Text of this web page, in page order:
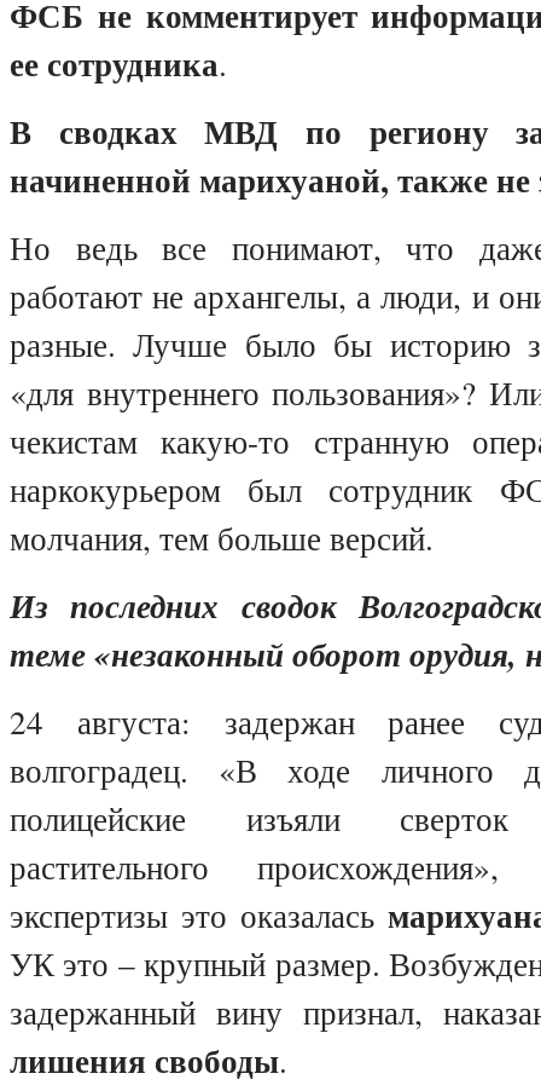
ФСБ не комментирует
ее сотрудника.
В сводках МВД по региону
начиненной марихуаной, также не
Но ведь все понимают, что
работают не архангелы, а люди, и
разные. Лучше было бы историю
«для внутреннего пользования»?
чекистам какую-то странную
наркокурьером был сотрудник
молчания, тем больше версий.
Из последних сводок
теме «незаконный оборот орудия,
24 августа: задержан ранее
волгоградец. «В ходе личного
полицейские изъяли
растительного
экспертизы это оказалась
УК это – крупный размер.
задержанный вину признал,
лишения свободы.